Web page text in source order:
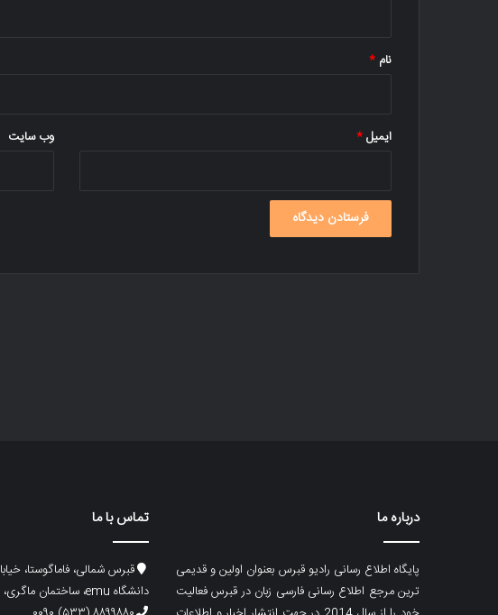
نام *
ایمیل* وب‌ سایت
درباره ما
پایگاه اطلاع رسانی رادیو قبرس بعنوان اولین و قدیمی
ترین مرجع اطلاع رسانی فارسی زبان در قبرس فعالیت
تماس با ما
قبرس شمالی، فاماگوستا،
دانشگاه emu، ساختمان ماگری، پلاک۲